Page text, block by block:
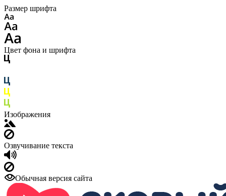
Размер шрифта
Цвет фона и шрифта
Изображения
Озвучивание текста
Обычная версия сайта